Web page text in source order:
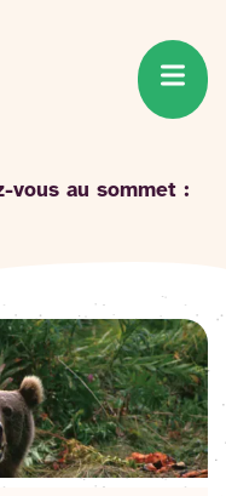
vous au sommet :